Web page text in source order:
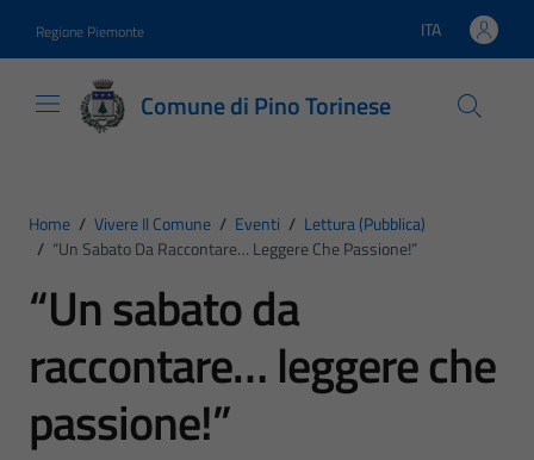
Regione Piemonte Lingua attiva:
ITA
Comune di Pino Torinese
Home / Vivere Il Comune / Eventi / Lettura (pubblica)
/ “Un Sabato Da Raccontare… Leggere Che Passione!”
“Un sabato da
raccontare… leggere che
passione!”